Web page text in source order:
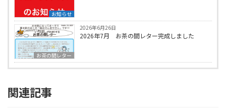
お知らせ
お茶の間レター
2026年6月26日
2026年7月 お茶の間レター完成しました
関連記事